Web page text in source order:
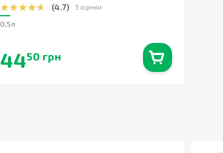
(4.7) 3 оцінки
0,5л
4450 грн